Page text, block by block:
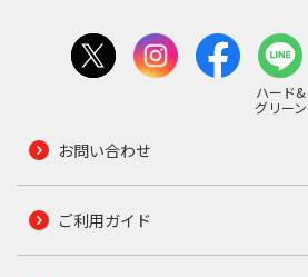
ハード&
グリーン
お問い合わせ
ご利用ガイド